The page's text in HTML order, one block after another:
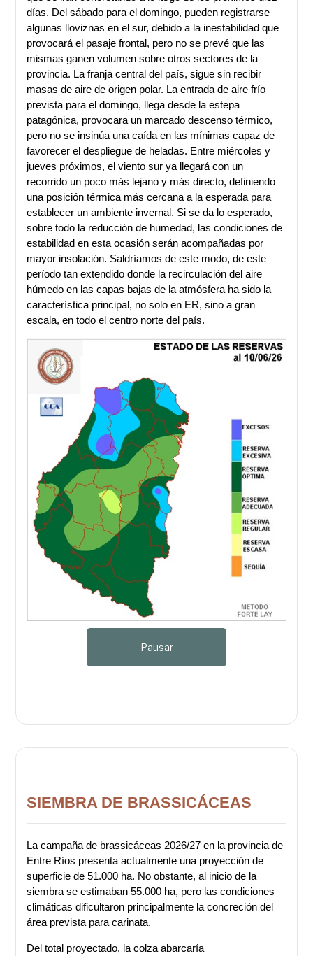
días. Del sábado para el domingo, pueden registrarse
algunas lloviznas en el sur, debido a la inestabilidad que
provocará el pasaje frontal, pero no se prevé que las
mismas ganen volumen sobre otros sectores de la
provincia. La franja central del país, sigue sin recibir
masas de aire de origen polar. La entrada de aire frío
prevista para el domingo, llega desde la estepa
patagónica, provocara un marcado descenso térmico,
pero no se insinúa una caída en las mínimas capaz de
favorecer el despliegue de heladas. Entre miércoles y
jueves próximos, el viento sur ya llegará con un
recorrido un poco más lejano y más directo, definiendo
una posición térmica más cercana a la esperada para
establecer un ambiente invernal. Si se da lo esperado,
sobre todo la reducción de humedad, las condiciones de
estabilidad en esta ocasión serán acompañadas por
mayor insolación. Saldríamos de este modo, de este
período tan extendido donde la recirculación del aire
húmedo en las capas bajas de la atmósfera ha sido la
característica principal, no solo en ER, sino a gran
escala, en todo el centro norte del país.
Pausar
SIEMBRA DE BRASSICÁCEAS
La campaña de brassicáceas 2026/27 en la provincia de
Entre Ríos presenta actualmente una proyección de
superficie de 51.000 ha. No obstante, al inicio de la
siembra se estimaban 55.000 ha, pero las condiciones
climáticas dificultaron principalmente la concreción del
área prevista para carinata.
Del total proyectado, la colza abarcaría